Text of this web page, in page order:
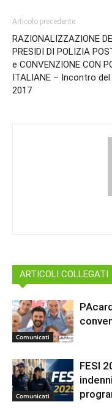
Articolo precedente
RAZIONALIZZAZIONE
PRESIDI DI POLIZIA
e CONVENZIONE CON
ITALIANE – Incontro
2017
ARTICOLI COLLEGATI
Comunicati
Comunicati
FESI